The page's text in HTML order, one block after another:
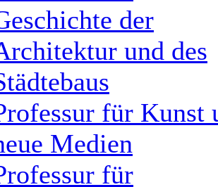
der
und des
für Kunst
Medien
für